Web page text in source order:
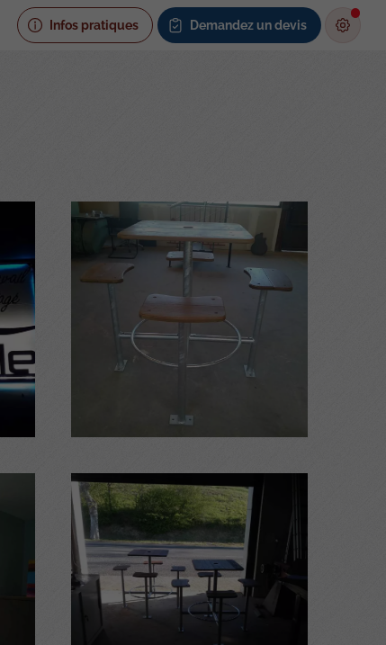
Infos pratiques Demandez un devis